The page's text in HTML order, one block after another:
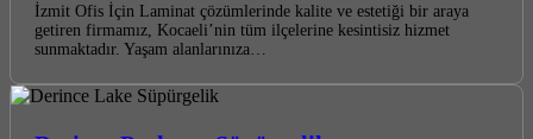
İzmit Ofis İçin Laminat çözümlerinde kalite ve estetiği bir araya
getiren firmamız, Kocaeli’nin tüm ilçelerine kesintisiz hizmet
sunmaktadır. Yaşam alanlarınıza…